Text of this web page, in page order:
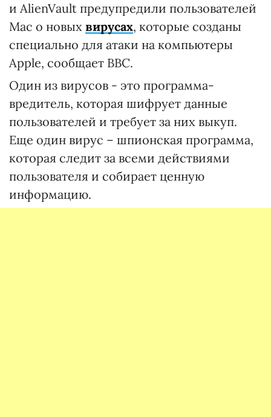
и AlienVault предупредили пользователей
Mac о новых вирусах, которые созданы
специально для атаки на компьютеры
Apple, сообщает ВВС.
Один из вирусов - это программа-
вредитель, которая шифрует данные
пользователей и требует за них выкуп.
Еще один вирус – шпионская программа,
которая следит за всеми действиями
пользователя и собирает ценную
информацию.